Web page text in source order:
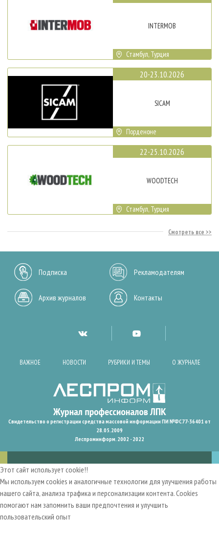
INTERMOB
Стамбул, Турция
20-23.10.2026
SICAM
Порденоне
22-25.10.2026
WOODTECH
Стамбул, Турция
Смотреть все
Подписка Рекламодателям
Архив журналов Контакты
ВАЖНОЕ НОВОСТИ РУБРИКИ И ТЕМЫ О ЖУРНАЛЕ
Свидетельство о регистрации средства массовой информации ПИ №ФС77-36401 от
28.05.2009
Леспроминформ. 2002 - 2022
Этот сайт использует cookie!!
Мы используем cookies и аналогичные технологии для улучшения работы
нашего сайта, анализа трафика и персонализации контента. Cookies
помогают нам запомнить ваши предпочтения и улучшить
пользовательский опыт